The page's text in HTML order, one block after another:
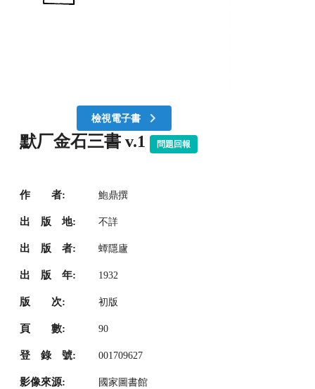
檢視電子書
默厂金石三書 v.1 問題回報
作 者: 鮑鼎撰
出 版 地: 不詳
出 版 者: 蟫隱廬
出 版 年: 1932
版 次: 初版
頁 數: 90
登 錄 號: 001709627
影像來源: 國家圖書館